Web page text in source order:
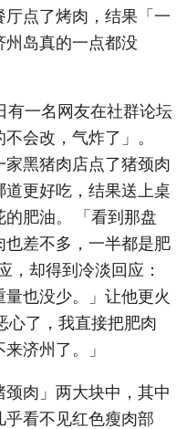
点了烤肉，结果「一
州岛真的一点都没
有一名网友在社群论坛
会改，气炸了」。
黑猪肉店点了猪颈肉
更好吃，结果送上桌
肥油。 「看到那盘
差不多，一半都是肥
，却得到冷淡回应：
量也没少。」让他更火
心了，我直接把肥肉
济州了。」
肉」两大块中，其中
看不见红色瘦肉部